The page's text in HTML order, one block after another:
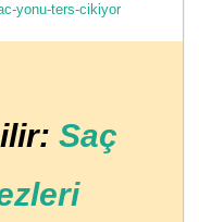
yonu-ters-cikiyor
Saç